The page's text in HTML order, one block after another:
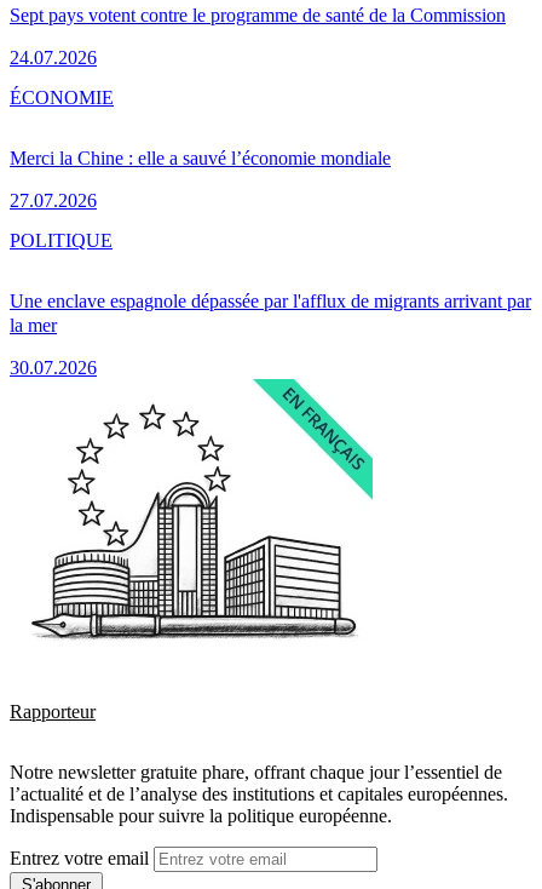
Sept pays votent contre le programme de santé de la Commission
24.07.2026
Merci la Chine : elle a sauvé l’économie mondiale
27.07.2026
ÉCONOMIE
Une enclave espagnole dépassée par l'afflux de migrants arrivant par
la mer
30.07.2026
POLITIQUE
Rapporteur
Notre newsletter gratuite phare, offrant chaque jour l’essentiel de
l’actualité et de l’analyse des institutions et capitales européennes.
Indispensable pour suivre la politique européenne.
Entrez votre email
S'abonner